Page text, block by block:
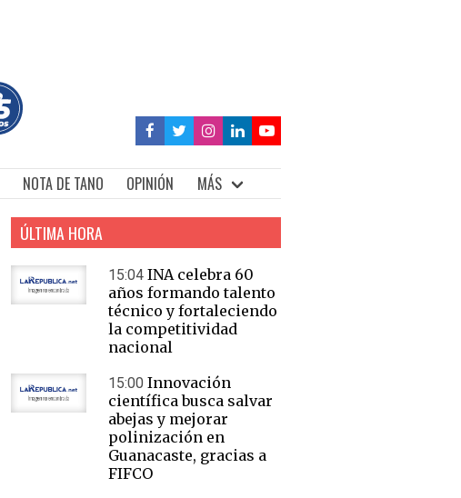
NOTA DE TANO OPINIÓN MÁS
ÚLTIMA HORA
15:04 INA celebra 60
años formando talento
técnico y fortaleciendo
la competitividad
nacional
15:00 Innovación
científica busca salvar
abejas y mejorar
polinización en
Guanacaste, gracias a
FIFCO